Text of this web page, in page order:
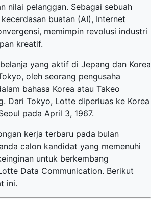
nilai pelanggan. Sebagai sebuah
buatan (AI), Internet
memimpin revolusi industri
kreatif.
yang aktif di Jepang dan Korea
oleh seorang pengusaha
bahasa Korea atau Takeo
Dari Tokyo, Lotte diperluas ke Korea
pada April 3, 1967.
kerja terbaru pada bulan
calon kandidat yang memenuhi
untuk berkembang
Data Communication. Berikut
ini.